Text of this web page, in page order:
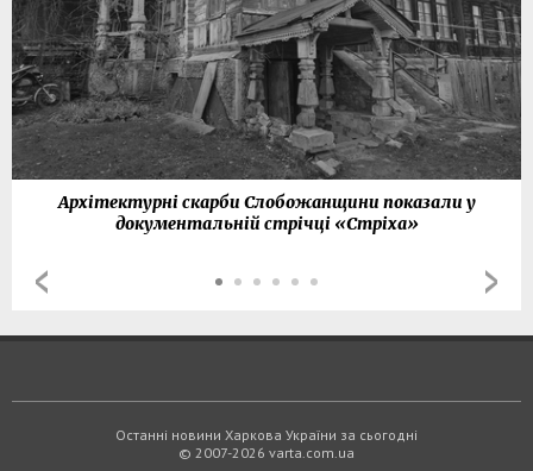
Архітектурні скарби Слобожанщини показали у
документальній стрічці «Стріха»
Останні новини Харкова України за сьогодні
© 2007-2026 varta.com.ua